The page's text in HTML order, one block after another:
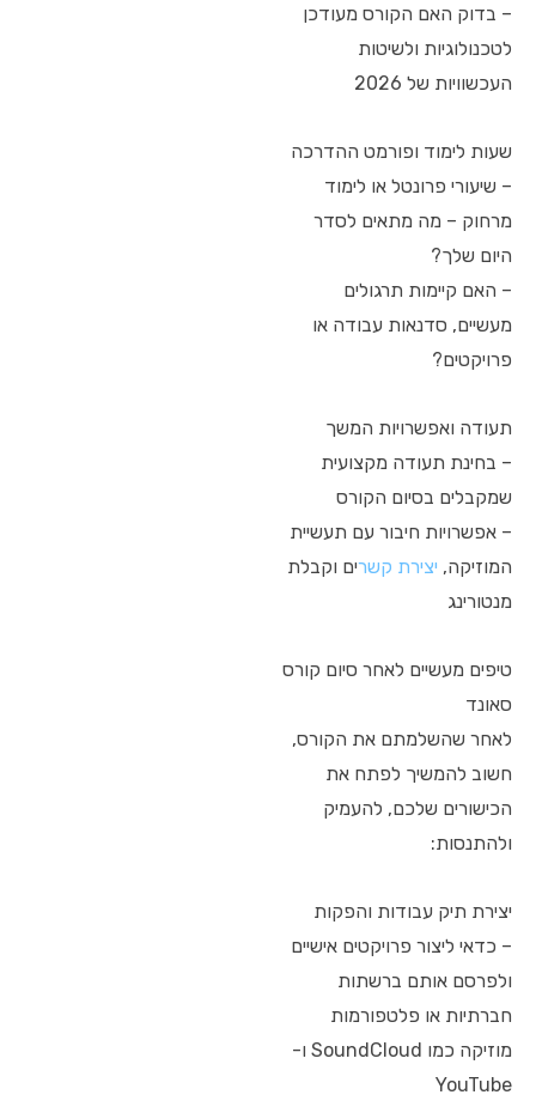
– בדוק האם הקורס מעודכן
לטכנולוגיות ולשיטות
העכשוויות של 2026
שעות לימוד ופורמט ההדרכה
– שיעורי פרונטל או לימוד
מרחוק – מה מתאים לסדר
היום שלך?
– האם קיימות תרגולים
מעשיים, סדנאות עבודה או
פרויקטים?
תעודה ואפשרויות המשך
– בחינת תעודה מקצועית
שמקבלים בסיום הקורס
– אפשרויות חיבור עם תעשיית
המוזיקה, יצירת קשרים וקבלת
מנטורינג
טיפים מעשיים לאחר סיום קורס
סאונד
לאחר שהשלמתם את הקורס,
חשוב להמשיך לפתח את
הכישורים שלכם, להעמיק
ולהתנסות:
יצירת תיק עבודות והפקות
– כדאי ליצור פרויקטים אישיים
ולפרסם אותם ברשתות
חברתיות או פלטפורמות
מוזיקה כמו SoundCloud ו-
YouTube